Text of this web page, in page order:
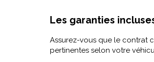
Les garanties
Assurez-vous que le contrat
pertinentes selon votre